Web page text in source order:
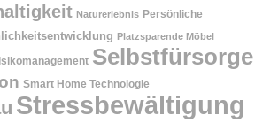
Naturerlebnis Persönliche
Platzsparende Möbel
Selbstfürsorge
Smart Home Technologie
Stressbewältigung